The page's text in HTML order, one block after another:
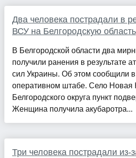
Два человека пострадали в
ВСУ на Белгородскую область
В Белгородской области два
получили ранения в результате
сил Украины. Об этом сообщили
оперативном штабе. Село Новая
Белгородского округа пункт
Женщина получила акубаротра...
Три человека пострадали из-